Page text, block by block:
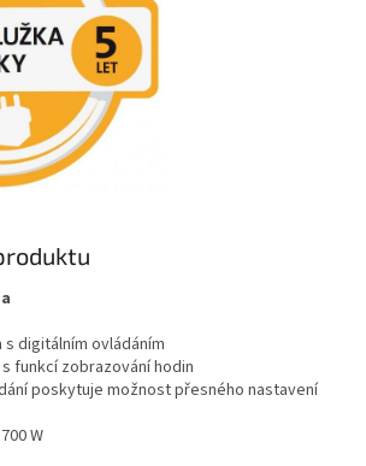
digitálním ovládáním
funkcí zobrazování hodin
poskytuje možnost přesného nastavení
W